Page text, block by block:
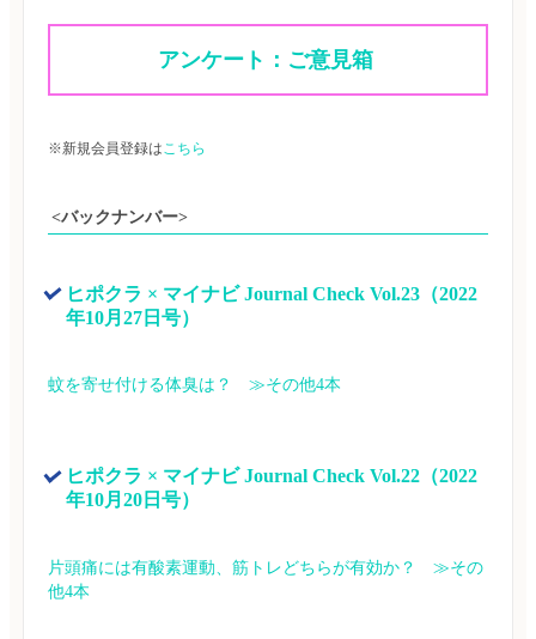
アンケート：ご意見箱
※新規会員登録はこちら
<バックナンバー>
ヒポクラ × マイナビ Journal Check Vol.23（2022
年10月27日号）
蚊を寄せ付ける体臭は？　≫その他4本
ヒポクラ × マイナビ Journal Check Vol.22（2022
年10月20日号）
片頭痛には有酸素運動、筋トレどちらが有効か？　≫その
他4本